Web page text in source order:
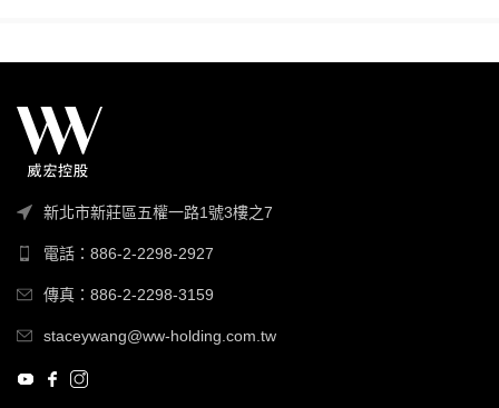
新北市新莊區五權一路1號3樓之7
電話：886-2-2298-2927
傳真：886-2-2298-3159
staceywang@ww-holding.com.tw